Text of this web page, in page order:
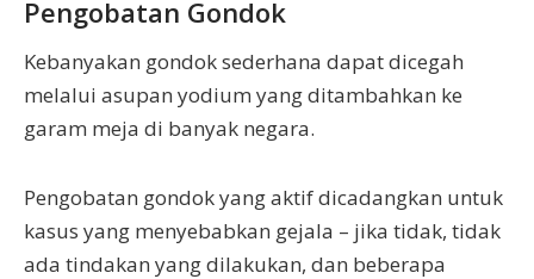
Pengobatan Gondok
Kebanyakan gondok sederhana dapat dicegah
melalui asupan yodium yang ditambahkan ke
garam meja di banyak negara.
Pengobatan gondok yang aktif dicadangkan untuk
kasus yang menyebabkan gejala – jika tidak, tidak
ada tindakan yang dilakukan, dan beberapa